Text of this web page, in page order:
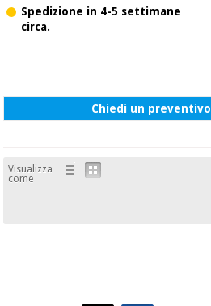
chirurgici
(liquidazione)
Spedizione in 4-5 settimane
circa.
Chiedi un preventivo
Visualizza
come